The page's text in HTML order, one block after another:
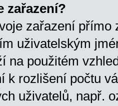
zařazení?
zařazení přímo
uživatelským
na použitém
k rozlišení počtu
uživatelů, např.